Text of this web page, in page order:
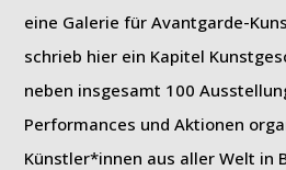
eine Galerie für Avantgarde-
schrieb hier ein Kapitel
neben insgesamt 100
Performances und Aktionen
Künstler*innen aus aller Welt in